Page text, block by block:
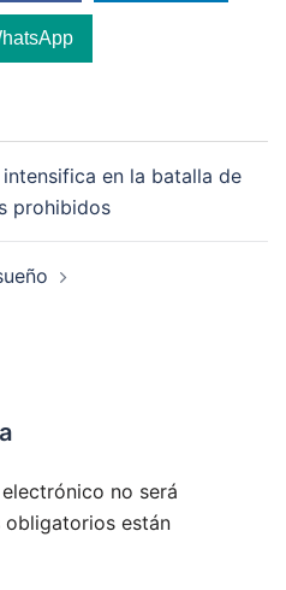
en la batalla de
prohibidos
no será
obligatorios están